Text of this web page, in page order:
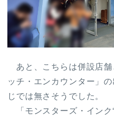
あと、こちらは併設店舗
ッチ・エンカウンター」
じでは無さそうでした。
「モンスターズ・インク